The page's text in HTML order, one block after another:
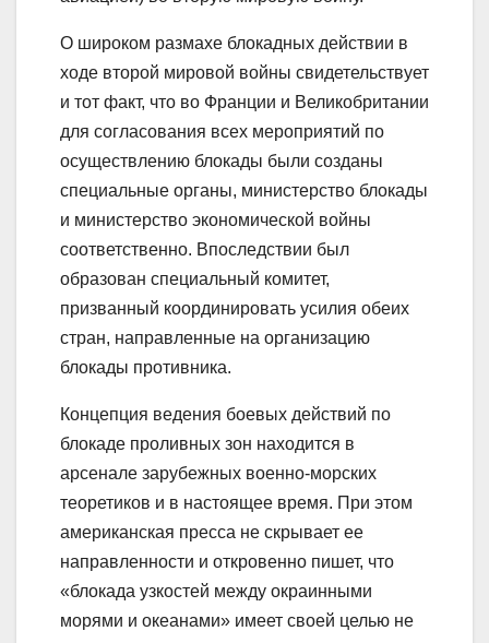
О широком размахе блокадных действии в
ходе второй мировой войны свидетельствует
и тот факт, что во Франции и Великобритании
для согласования всех мероприятий по
осуществлению блокады были созданы
специальные органы, министерство блокады
и министерство экономической войны
соответственно. Впоследствии был
образован специальный комитет,
призванный координировать усилия обеих
стран, направленные на организацию
блокады противника.
Концепция ведения боевых действий по
блокаде проливных зон находится в
арсенале зарубежных военно-морских
теоретиков и в настоящее время. При этом
американская пресса не скрывает ее
направленности и откровенно пишет, что
«блокада узкостей между окраинными
морями и океанами» имеет своей целью не